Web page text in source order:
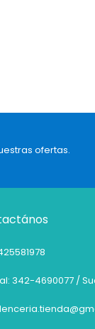
ofertas.
342-4690077 /